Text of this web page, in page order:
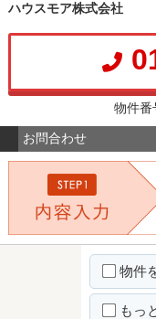
ハウスモア株式会社
物件番
お問合わせ
物件
もっ